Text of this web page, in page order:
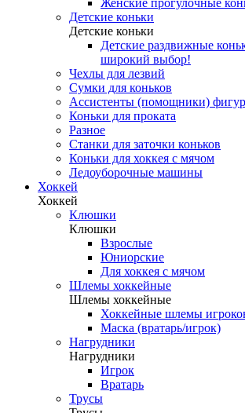
Женские прогулочные
Детские коньки
Детские коньки
Детские раздвижные
широкий выбор!
Чехлы для лезвий
Сумки для коньков
Ассистенты (помощники)
Коньки для проката
Разное
Станки для заточки коньков
Коньки для хоккея с мячом
Ледоуборочные машины
Хоккей
Хоккей
Клюшки
Клюшки
Взрослые
Юниорские
Для хоккея с мячом
Шлемы хоккейные
Шлемы хоккейные
Хоккейные шлемы
Маска (вратарь/игрок)
Нагрудники
Нагрудники
Игрок
Вратарь
Трусы